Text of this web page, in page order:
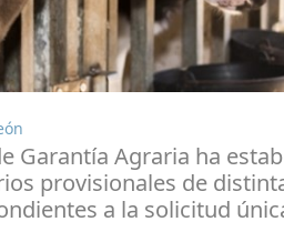
Garantía Agraria ha
provisionales de
a la solicitud